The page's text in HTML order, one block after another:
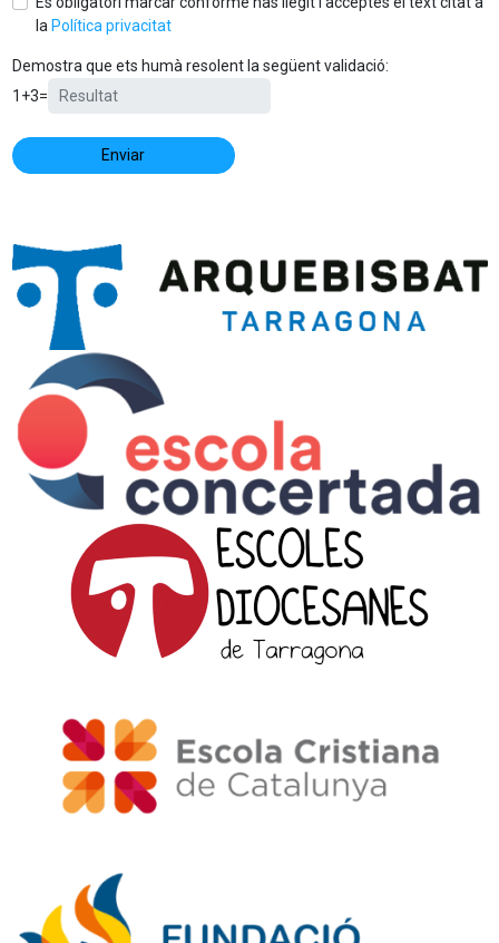
la Política privacitat
Demostra que ets humà resolent la següent validació:
1 +3=